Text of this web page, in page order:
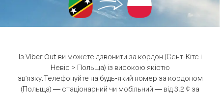
Із Viber Out ви можете дзвонити за кордон (Сент-Кітс і
Невіс > Польща) із високою якістю
зв'язку.Телефонуйте на будь-який номер за кордоном
(Польща) — стаціонарний чи мобільний — від 3.2 ¢ за